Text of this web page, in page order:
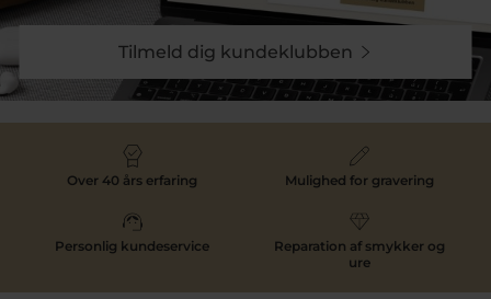
Tilmeld dig kundeklubben
Over 40 års erfaring Mulighed for gravering
Personlig kundeservice
Reparation af smykker og
ure